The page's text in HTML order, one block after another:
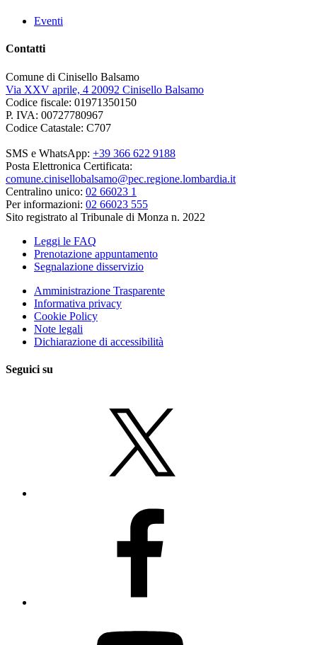
Eventi
Contatti
Comune di Cinisello Balsamo
Via XXV aprile, 4 20092 Cinisello Balsamo
Codice fiscale: 01971350150
P. IVA: 00727780967
Codice Catastale: C707
SMS e WhatsApp: +39 366 622 9188
Posta Elettronica Certificata:
comune.cinisellobalsamo@pec.regione.lombardia.it
Centralino unico: 02 66023 1
Per informazioni: 02 66023 555
Sito registrato al Tribunale di Monza n. 2022
Leggi le FAQ
Prenotazione appuntamento
Segnalazione disservizio
Amministrazione Trasparente
Informativa privacy
Cookie Policy
Note legali
Dichiarazione di accessibilità
Seguici su